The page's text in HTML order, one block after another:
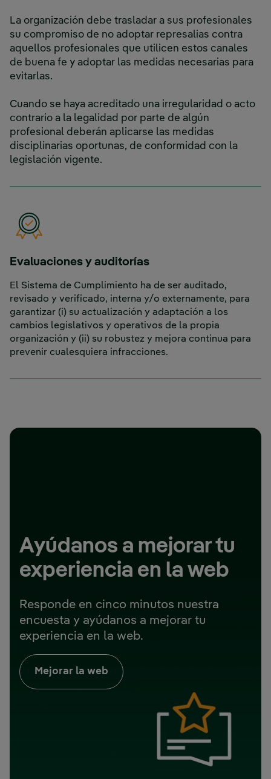
La organización debe trasladar a sus profesionales
su compromiso de no adoptar represalias contra
aquellos profesionales que utilicen estos canales
de buena fe y adoptar las medidas necesarias para
evitarlas.
Cuando se haya acreditado una irregularidad o acto
contrario a la legalidad por parte de algún
profesional deberán aplicarse las medidas
disciplinarias oportunas, de conformidad con la
legislación vigente.
Evaluaciones y auditorías
El Sistema de Cumplimiento ha de ser auditado,
revisado y verificado, interna y/o externamente, para
garantizar (i) su actualización y adaptación a los
cambios legislativos y operativos de la propia
organización y (ii) su robustez y mejora continua para
prevenir cualesquiera infracciones.
Ayúdanos a mejorar tu
experiencia en la web
Responde en cinco minutos nuestra
encuesta y ayúdanos a mejorar tu
experiencia en la web.
Mejorar la web